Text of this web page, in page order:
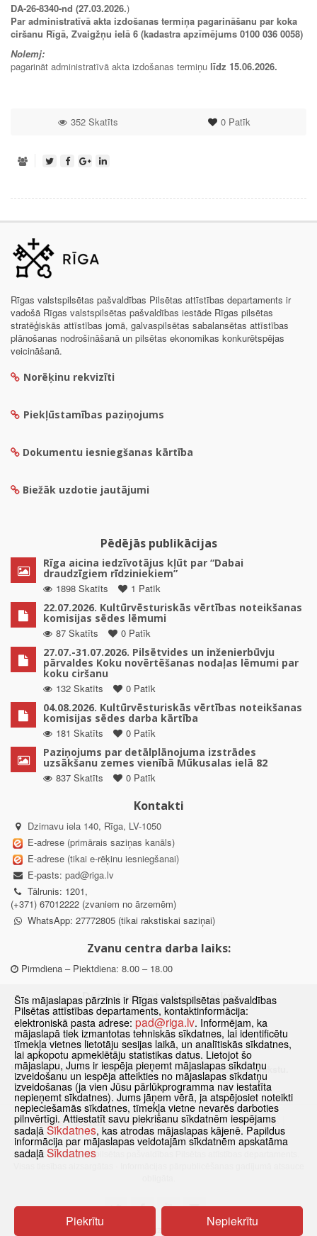
DA-26-8340-nd (27.03.2026.)
Par administratīvā akta izdošanas termiņa pagarināšanu par koka
ciršanu Rīgā, Zvaigžņu ielā 6 (kadastra apzīmējums 0100 036 0058)
Nolemj:
pagarināt administratīvā akta izdošanas termiņu līdz 15.06.2026.
0Patīk
352 Skatīts
Rīgas valstspilsētas pašvaldības Pilsētas attīstības departaments ir
vadošā Rīgas valstspilsētas pašvaldības iestāde Rīgas pilsētas
stratēģiskās attīstības jomā, galvaspilsētas sabalansētas attīstības
plānošanas nodrošināšanā un pilsētas ekonomikas konkurētspējas
veicināšanā.
Norēķinu rekvizīti
Piekļūstamības paziņojums
Dokumentu iesniegšanas kārtība
Biežāk uzdotie jautājumi
Pēdējās publikācijas
Rīga aicina iedzīvotājus kļūt par “Dabai
draudzīgiem rīdziniekiem”
1898 Skatīts
1 Patīk
22.07.2026. Kultūrvēsturiskās vērtības noteikšanas
komisijas sēdes lēmumi
87 Skatīts
0 Patīk
27.07.-31.07.2026. Pilsētvides un inženierbūvju
pārvaldes Koku novērtēšanas nodaļas lēmumi par
koku ciršanu
132 Skatīts
0 Patīk
04.08.2026. Kultūrvēsturiskās vērtības noteikšanas
komisijas sēdes darba kārtība
181 Skatīts
0 Patīk
Paziņojums par detālplānojuma izstrādes
uzsākšanu zemes vienībā Mūkusalas ielā 82
837 Skatīts
0 Patīk
Kontakti
Dzirnavu iela 140, Rīga, LV-1050
E-adrese (primārais saziņas kanāls)
E-adrese (tikai e-rēķinu iesniegšanai)
E-pasts: pad@riga.lv
Tālrunis: 1201,
(+371) 67012222 (zvaniem no ārzemēm)
WhatsApp: 27772805 (tikai rakstiskai saziņai)
Zvanu centra darba laiks:
Pirmdiena – Piektdiena: 8.00 – 18.00
Departamenta darba laiks:
Pirmdiena, Ceturtdiena: 8.30 – 18.00
Otrdiena, Trešdiena: 8.30 – 17.00
Piektdiena: 8.30 – 15.00
Klātienes konsultācijas pieejamas tikai ar iepriekšēju pierakstu.
Sākums Jaunumi Biežāk uzdotie jautājumi
Lapas karte
Sīkdatnes
Kontakti
© 2021 Rīgas valstspilsētas pašvaldības Pilsētas attīstības departaments.
Pārslēgties uz www versiju
Šīs mājaslapas pārzinis ir Rīgas valstspilsētas pašvaldības
Pilsētas attīstības departaments, kontaktinformācija:
elektroniskā pasta adrese: pad@riga.lv. Informējam, ka
mājaslapā tiek izmantotas tehniskās sīkdatnes, lai identificētu
tīmekļa vietnes lietotāju sesijas laikā, un analītiskās sīkdatnes,
lai apkopotu apmeklētāju statistikas datus. Lietojot šo
mājaslapu, Jums ir iespēja pieņemt mājaslapas sīkdatņu
izveidošanu un iespēja atteikties no mājaslapas sīkdatņu
izveidošanas (ja vien Jūsu pārlūkprogramma nav iestatīta
nepieņemt sīkdatnes). Jums jāņem vērā, ja atspējosiet noteikti
nepieciešamās sīkdatnes, tīmekļa vietne nevarēs darboties
pilnvērtīgi. Attiestatīt savu piekrišanu sīkdatnēm iespējams
sadaļā Sīkdatnes, kas atrodas mājaslapas kājenē. Papildus
informācija par mājaslapas veidotajām sīkdatnēm apskatāma
sadaļā Sīkdatnes
Piekrītu Nepiekrītu